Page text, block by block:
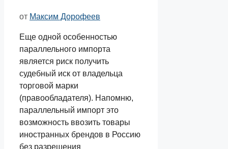
от Максим Дорофеев
Еще одной особенностью
параллельного импорта
является риск получить
судебный иск от владельца
торговой марки
(правообладателя). Напомню,
параллельный импорт это
возможность ввозить товары
иностранных брендов в Россию
без разрешения